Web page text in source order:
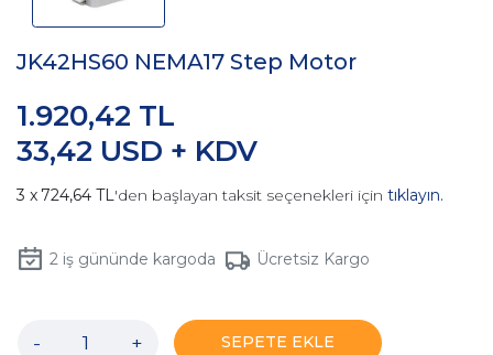
JK42HS60 NEMA17 Step Motor
33,42 USD + KDV
1.920,42 TL
724,64 TL'den başlayan taksit seçenekleri için tıklayın.
2iş gününde kargoda Ücretsiz Kargo
- + SEPETE EKLE